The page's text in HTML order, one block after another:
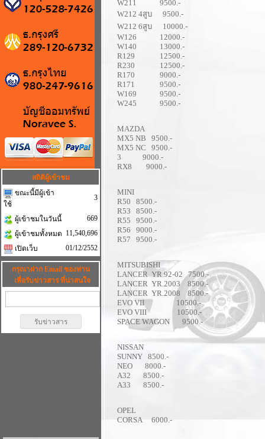
สถิติผู้เข้าชม
ขณะนี้มีผู้เข้า
ใช้
3
ผู้เข้าชมในวันนี้
669
ผู้เข้าชมทั้งหมด 11,540,696
เปิดเว็บ
01/12/2552
กรุณาฝาก Email ของท่าน
เพื่อรับข่าวสาร ที่น่าสนใจ
W211 9500.-
W212 4สูบ 9500.-
W212 6สูบ 10000.-
W126 12000.-
W140 13000.-
R129 12500.-
R230 12500.-
R170 9000.-
R171 9500.-
W169 9500.-
W245 9500.-
MAZDA
MX5 NB 9500.-
MX5 NC 9500.-
3 9000.-
RX8 9000.-
MINI
R50 8500.-
R53 8500.-
R55 9500.-
R56 9000.-
R57 9500.-
MITSUBISHI
LANCER YR.92-02 7500.-
LANCER YR.2003 8500.-
LANCER YR.2008 8500.-
EVO VII 10500.-
EVO VIII 10500.-
SPACE WAGON 9500.-
NISSAN
SUNNY 8500.-
NEO 8000.-
A32 8500.-
A33 8500.-
OPEL
CORSA 6000.-